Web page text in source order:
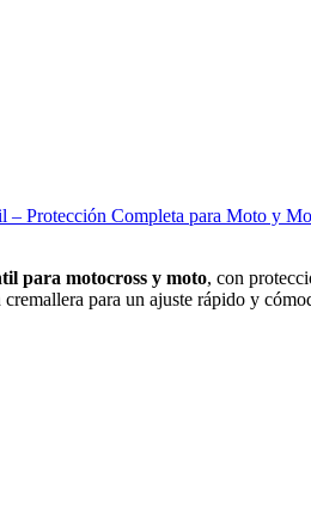
– Protección Completa para Moto y
para motocross y moto, con
para un ajuste rápido y